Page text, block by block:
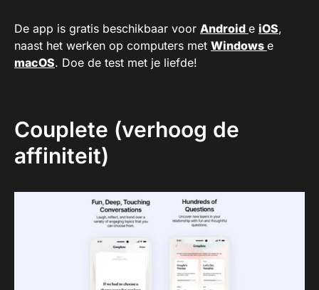
De app is gratis beschikbaar voor Android e iOS,
naast het werken op computers met Windows e
macOS. Doe de test met je liefde!
Couplete (verhoog de
affiniteit)